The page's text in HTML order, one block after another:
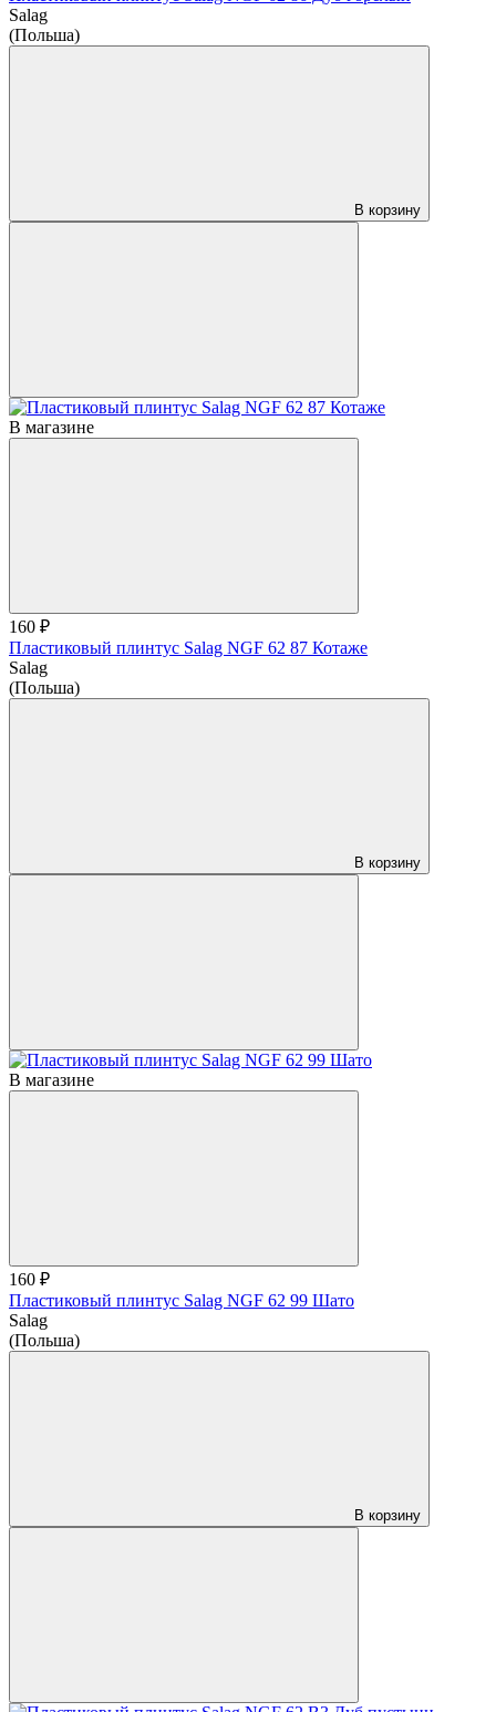
Salag
(Польша)
В корзину
В магазине
160 ₽
Пластиковый плинтус Salag NGF 62 87 Котаже
Salag
(Польша)
В корзину
В магазине
160 ₽
Пластиковый плинтус Salag NGF 62 99 Шато
Salag
(Польша)
В корзину